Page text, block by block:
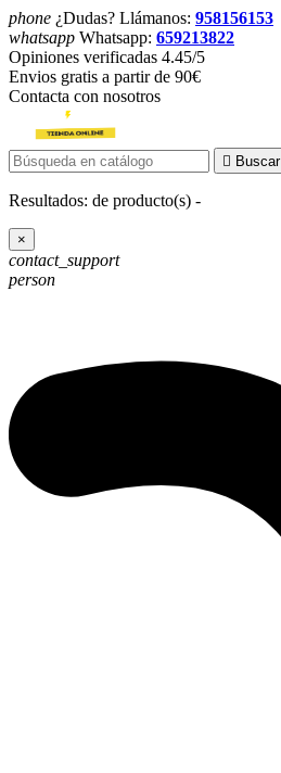
phone ¿Dudas? Llámanos: 958156153
whatsapp Whatsapp: 659213822
Opiniones verificadas 4.45/5
Envios gratis a partir de 90€
Contacta con nosotros
 Buscar
Resultados: de producto(s) -
×
contact_support
person